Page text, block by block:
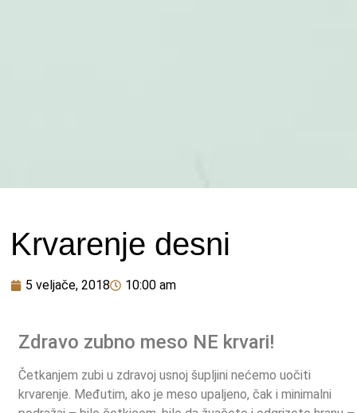
Krvarenje desni
5 veljače, 2018 10:00 am
Zdravo zubno meso NE krvari!
Četkanjem zubi u zdravoj usnoj šupljini nećemo uočiti
krvarenje. Međutim, ako je meso upaljeno, čak i minimalni